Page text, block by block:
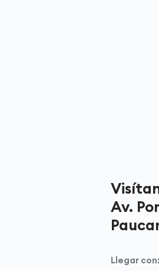
Av.
Llegar con: